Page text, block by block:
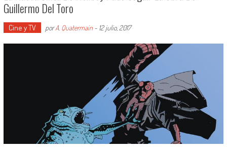
Guillermo Del Toro
Cine y TV porA. Quatermain- 12 julio, 2017